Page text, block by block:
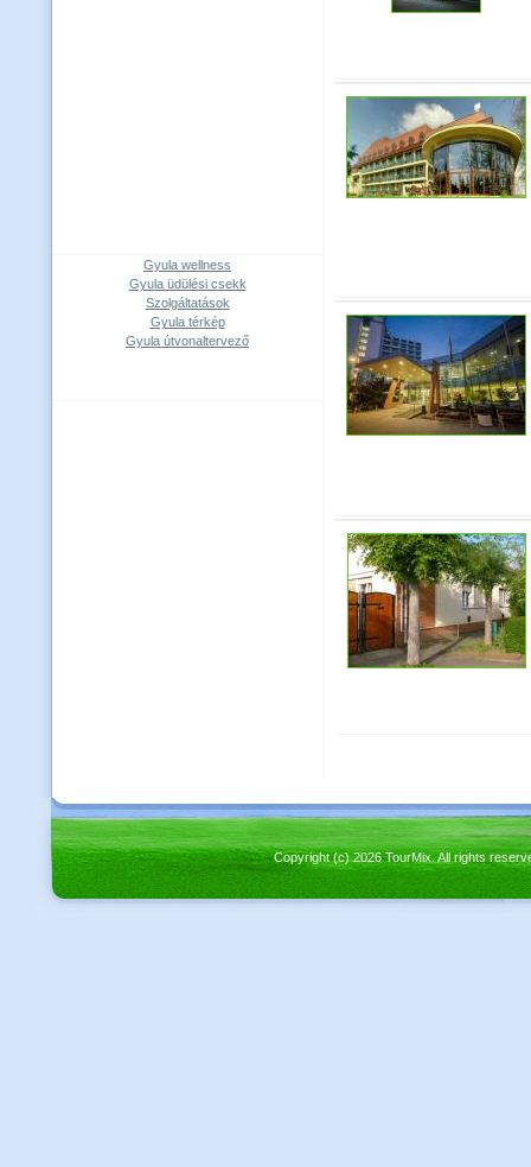
Gyula wellness
Gyula üdülési csekk
Szolgáltatások
Gyula térkép
Gyula útvonaltervező
Copyright (c) 2026 TourMix. All rights